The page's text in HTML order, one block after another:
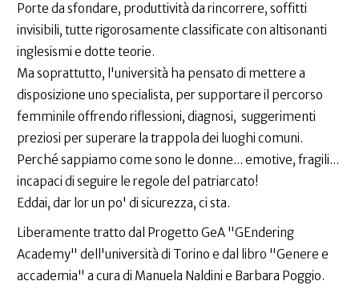
Porte da sfondare, produttività da rincorrere, soffitti
invisibili, tutte rigorosamente classificate con altisonanti
inglesismi e dotte teorie.
Ma soprattutto, l'università ha pensato di mettere a
disposizione uno specialista, per supportare il percorso
femminile offrendo riflessioni, diagnosi, suggerimenti
preziosi per superare la trappola dei luoghi comuni.
Perché sappiamo come sono le donne... emotive, fragili...
incapaci di seguire le regole del patriarcato!
Eddai, dar lor un po' di sicurezza, ci sta.
Liberamente tratto dal Progetto GeA "GEndering
Academy" dell'università di Torino e dal libro "Genere e
accademia" a cura di Manuela Naldini e Barbara Poggio.